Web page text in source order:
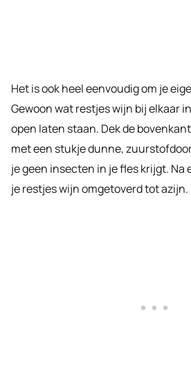
Het is ook heel eenvoudig om je
Gewoon wat restjes wijn bij elkaar
open laten staan. Dek de
met een stukje dunne,
je geen insecten in je fles krijgt. Na
je restjes wijn omgetoverd tot azijn.